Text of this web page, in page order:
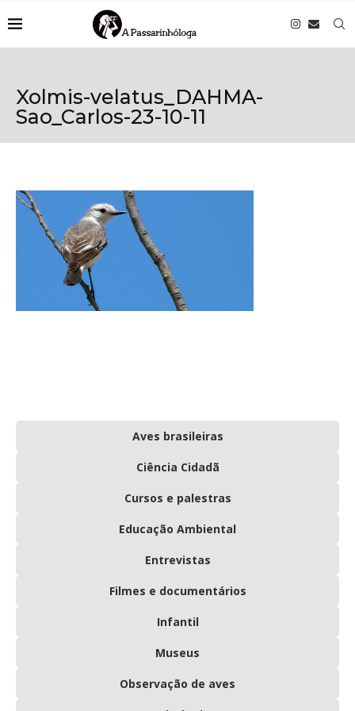
Xolmis-velatus_DAHMA-
Sao_Carlos-23-10-11
Aves brasileiras
Ciência Cidadã
Cursos e palestras
Educação Ambiental
Entrevistas
Filmes e documentários
Infantil
Museus
Observação de aves